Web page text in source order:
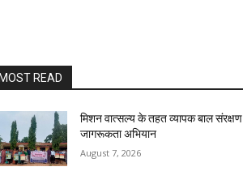
READ
मिशन वात्सल्य के तहत व्यापक बाल संरक्षण
जागरूकता अभियान
August 7, 2026